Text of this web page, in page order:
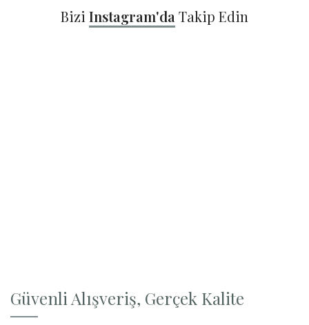
Bizi Instagram'da Takip Edin
Güvenli Alışveriş, Gerçek Kalite